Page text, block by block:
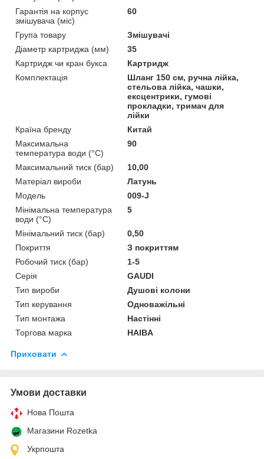
Гарантія на корпус
змішувача (міс)
60
Група товару
Змішувачі
Діаметр картриджа (мм)
35
Картридж чи кран букса
Картридж
Комплектація
Шланг 150 см, ручна лійка,
стельова лійка, чашки,
ексцентрики, гумові
прокладки, тримач для
лійки
Країна бренду
Китай
Максимальна
температура води (°C)
90
Максимальний тиск (бар)
10,00
Матеріал вироби
Латунь
Мoдель
009-J
Мінімальна температура
води (°C)
5
Мінімальний тиск (бар)
0,50
Покриття
З покриттям
Робочий тиск (бар)
1-5
Серія
GAUDI
Тип вироби
Душові колони
Тип керування
Одноважільні
Тип монтажа
Настінні
Торгова марка
HAIBA
Приховати
Умови доставки
Нова Пошта
Магазини Rozetka
Укрпошта